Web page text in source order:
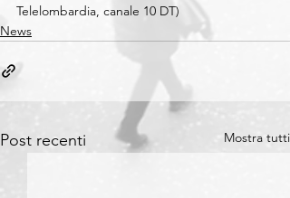
Telelombardia, canale 10 DT)
News
Post recenti Mostra tutti